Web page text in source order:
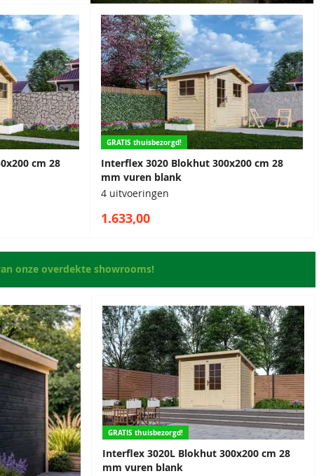
cm 28
GRATIS thuisbezorgd!
Interflex 3020 Blokhut 300x200 cm 28
mm vuren blank
4 uitvoeringen
1.633,00
onze overdekte showrooms!
GRATIS thuisbezorgd!
Interflex 3020L Blokhut 300x200 cm 28
mm vuren blank